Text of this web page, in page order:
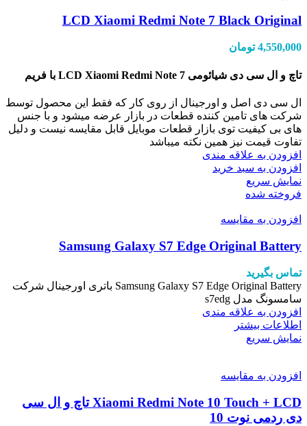
LCD Xiaomi Redmi Note 7 Black Original
4,550,000 تومان
تاچ و ال سی دی شیائومی LCD Xiaomi Redmi Note 7 با فریم
ال سی دی اصل و اورجینال از روی کار که فقط این محصول توسط
شرکت های تامین کننده قطعات در بازار عرضه میشود و با جنس
های بی کیفیت توی بازار قطعات موبایل قابل مقایسه نیست و دلیل
تفاوت قیمت نیز همین نکته میباشد
افزودن به علاقه مندی
افزودن به سبد خرید
نمایش سریع
فروخته شده
افزودن به مقایسه
Samsung Galaxy S7 Edge Original Battery
تماس بگیرید
Samsung Galaxy S7 Edge Original Battery باتری اورجینال شرکت
سامسونگ مدل s7edg
افزودن به علاقه مندی
اطلاعات بیشتر
نمایش سریع
افزودن به مقایسه
Xiaomi Redmi Note 10 Touch + LCD تاچ و ال سی
دی ردمی نوت 10